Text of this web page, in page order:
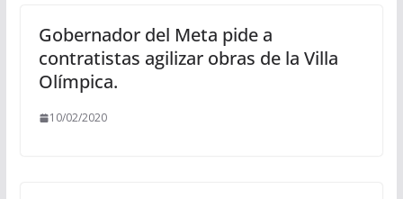
Gobernador del Meta pide a
contratistas agilizar obras de la Villa
Olímpica.
10/02/2020